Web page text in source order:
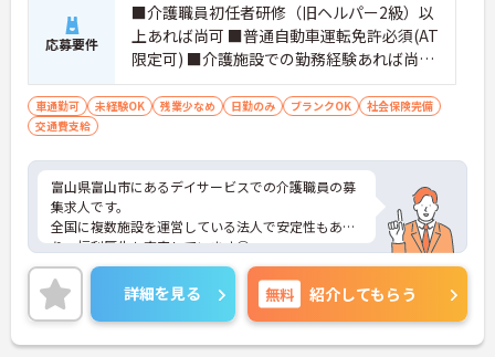
応募要件
■介護職員初任者研修（旧ヘルパー2級）以
上あれば尚可 ■普通自動車運転免許必須(AT
限定可) ■介護施設での勤務経験あれば尚可
■未経験OK ■ブランクOK
車通勤可 未経験OK 残業少なめ 日勤のみ ブランクOK
社会保険完備
交通費支給
富山県富山市にあるデイサービスでの介護職員の募
集求人です。
全国に複数施設を運営している法人で安定性もあ
り、福利厚生も充実しています◎
丁寧な研修と万全のサポートがあるので、安心して
ご就業頂けます♪
ご興味のある方には、面接対策ポイントなど、さら
に詳細をお話しいたしますのでお気軽にご相談くだ
さい！
詳細を見る 無料 紹介してもらう